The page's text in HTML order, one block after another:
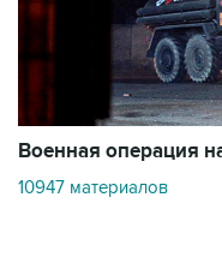
Военная операция
10947 материалов